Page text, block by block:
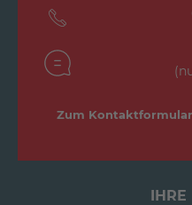
Zum Kontaktformular
IHRE